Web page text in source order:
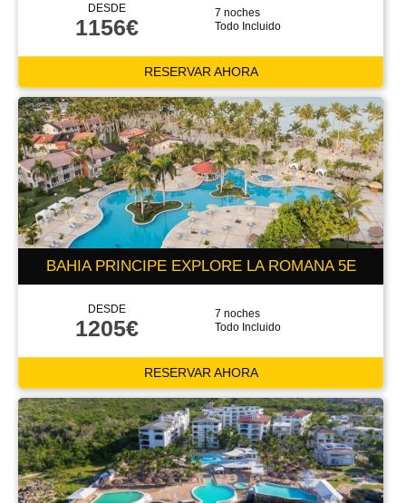
DESDE
1156€
7 noches
Todo Incluido
RESERVAR AHORA
BAHIA PRINCIPE EXPLORE LA ROMANA 5E
DESDE
1205€
7 noches
Todo Incluido
RESERVAR AHORA